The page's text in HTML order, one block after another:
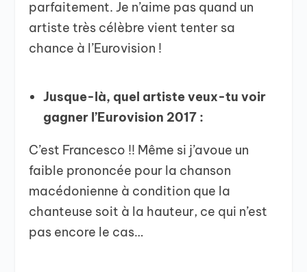
parfaitement. Je n’aime pas quand un
artiste très célèbre vient tenter sa
chance à l’Eurovision !
Jusque-là, quel artiste veux-tu voir
gagner l’Eurovision 2017 :
C’est Francesco !! Même si j’avoue un
faible prononcée pour la chanson
macédonienne à condition que la
chanteuse soit à la hauteur, ce qui n’est
pas encore le cas…